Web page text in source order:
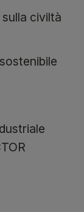
civiltà